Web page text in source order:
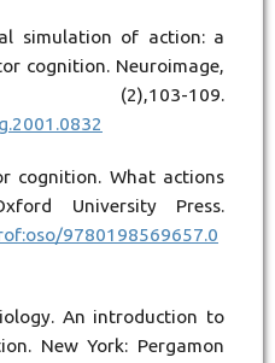
simulation of action: a
cognition. Neuroimage,
109.
cognition. What actions
University Press.
9780198569657.0
An introduction to
New York: Pergamon